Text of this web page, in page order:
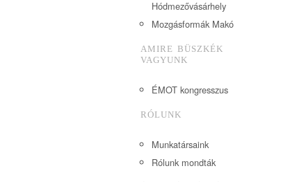
Hódmezővásárhely
Mozgásformák Makó
AMIRE BÜSZKÉK
VAGYUNK
ÉMOT kongresszus
RÓLUNK
Munkatársaink
Rólunk mondták